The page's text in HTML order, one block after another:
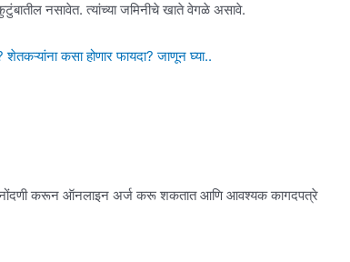
नसावेत. त्यांच्या जमिनीचे खाते वेगळे असावे.
कसा होणार फायदा? जाणून घ्या..
करून ऑनलाइन अर्ज करू शकतात आणि आवश्यक कागदपत्रे